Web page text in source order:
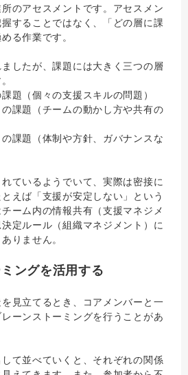
のアセスメントです。アセスメン
することではなく、「どの層に課
る作業です。
したが、課題には大きく三つの層
題（個々の支援スキルの問題）
課題（チームの動かし方や共有の
課題（体制や方針、ガバナンスな
ているようでいて、実際は密接に
えば「支援が安定しない」という
ーム内の情報共有（支援マネジメ
定ルール（組織マネジメント）に
りません。
ングを活用する
見立てるとき、コアメンバーと一
ーンストーミングを行うことがあ
て並べていくと、それぞれの関係